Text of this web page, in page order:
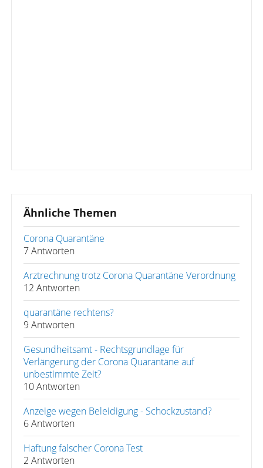
Ähnliche Themen
Corona Quarantäne
7 Antworten
Arztrechnung trotz Corona Quarantäne Verordnung
12 Antworten
quarantäne rechtens?
9 Antworten
Gesundheitsamt - Rechtsgrundlage für
Verlängerung der Corona Quarantäne auf
unbestimmte Zeit?
10 Antworten
Anzeige wegen Beleidigung - Schockzustand?
6 Antworten
Haftung falscher Corona Test
2 Antworten